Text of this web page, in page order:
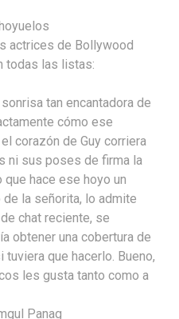
actrices de Bollywood
todas las listas:
tan encantadora de
cómo ese
corazón de Guy corriera
ni sus poses de firma la
hace ese hoyo un
la señorita, lo admite
chat reciente, se
obtener una cobertura de
que hacerlo. Bueno,
les gusta tanto como a
Panag